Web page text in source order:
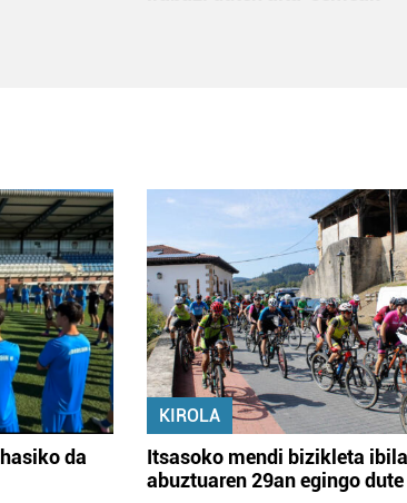
da
KIROLA
Itsasoko mendi bizikleta
abuztuaren 29an egingo dute